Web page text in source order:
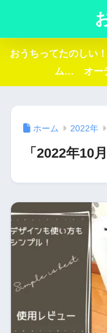
おうちってたのしい
ム… オー
ホーム 2022年
「2022年10